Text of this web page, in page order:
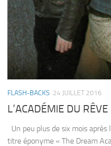
FLASH-BACKS 24 JUILLET 2016
L’ACADÉMIE DU RÊVE
Un peu plus de six mois
titre éponyme « The Dream